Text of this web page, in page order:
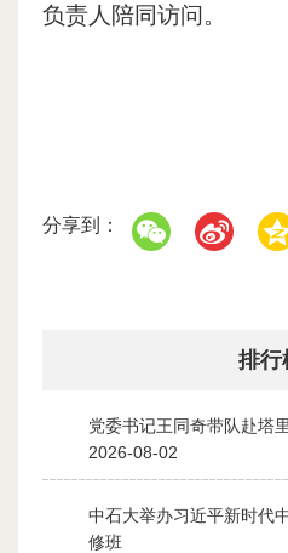
负责人陪同访问。
分享到：
排行
党委书记王同奇带队赴塔
2026-08-02
中石大举办习近平新时代
修班